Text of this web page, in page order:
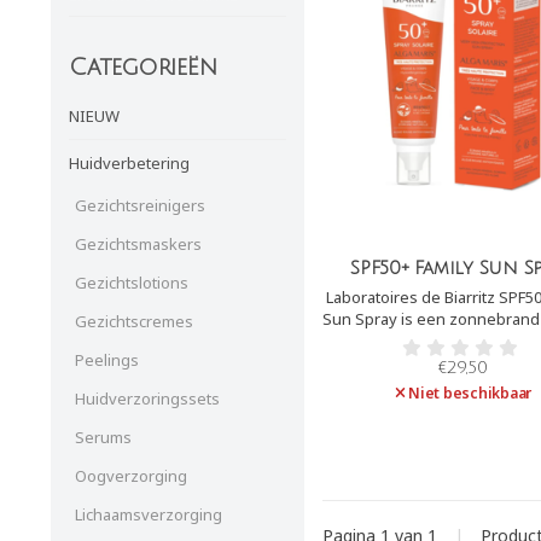
Categorieën
NIEUW
Huidverbetering
Gezichtsreinigers
Gezichtsmaskers
Gezichtslotions
Gezichtscremes
Peelings
Huidverzoringssets
Serums
Oogverzorging
Lichaamsverzorging
SPF50+ Family Sun
Laboratoires de Biarritz
Sun Spray is een zonnebrand
voor de gevoelige huid,
uiteraard ook geschikt is voor
familie. Het bevat een
beschermt tegen UVA- en
€29,50
Niet beschikbaar
Pagina 1 van 1 |